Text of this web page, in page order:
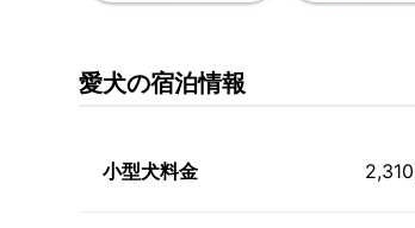
愛犬の宿泊情報
小型犬料金